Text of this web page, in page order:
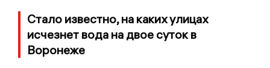
Стало известно, на каких улицах
исчезнет вода на двое суток в
Воронеже